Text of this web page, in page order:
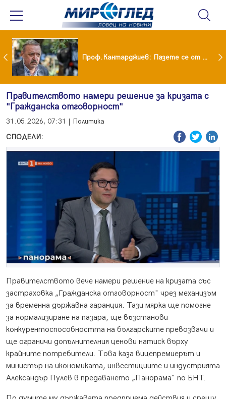
килограмова жена! Искаше бърза печалба... Проф.Кантарджиев: Пазете се от комарите и полово предаваните инфекции
Правителството намери решение за кризата с
"Гражданска отговорност"
31.05.2026, 07:31 | Политика
СПОДЕЛИ:
Правителството вече намери решение на кризата със
застраховка „Гражданска отговорност" чрез механизъм
за временна държавна гаранция. Тази мярка ще помогне
за нормализиране на пазара, ще възстанови
конкурентоспособността на българските превозвачи и
ще ограничи допълнителния ценови натиск върху
крайните потребители. Това каза вицепремиерът и
министър на икономиката, инвестициите и индустрията
Александър Пулев в предаването „Панорама" по БНТ.